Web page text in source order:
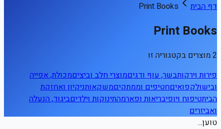
דף הבית Print Books
Print Books
2 מוצרים בקטגוריה זו
פירות וירקותבשר, עוף ודגיםמוצרי חלב וביציםמכולת, אפייה
ובישולקפואיםחטיפים וממתקיםמשקאותניקיון ואחזקת
הביתטיפוח ויופיבריאות ופארמהתינוקות וילדיםביגוד, הנעלה
ואביזרים
טוען...